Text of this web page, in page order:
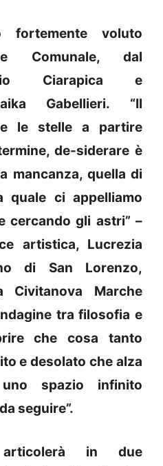
fortemente voluto
Comunale, dal
Ciarapica e
Gabellieri. “Il
le stelle a partire
de-siderare è
mancanza, quella di
quale ci appelliamo
cercando gli astri” –
artistica, Lucrezia
di San Lorenzo,
Civitanova Marche
tra filosofia e
che cosa tanto
e desolato che alza
spazio infinito
seguire”.
in due